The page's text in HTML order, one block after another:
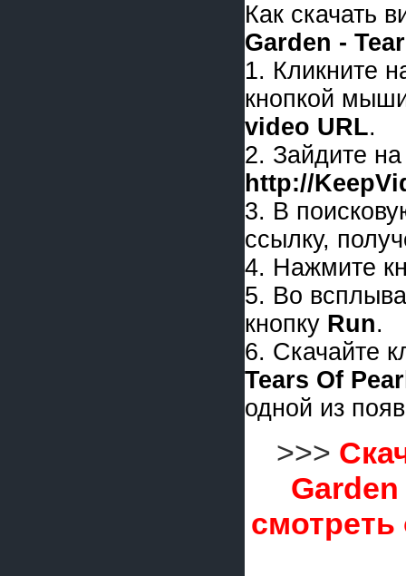
Как скачать
Garden -
1. Кликните
кнопкой
video URL.
2. Зайдите на
http://
3. В
ссылку,
4. Нажмите
5. Во
кнопку Run.
6. Скачайте
Tears Of
одной из
>>>